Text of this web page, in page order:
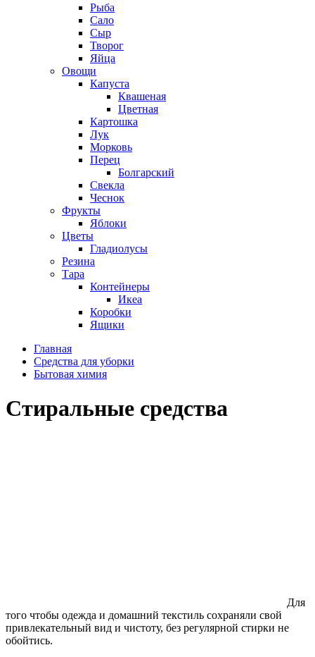
Рыба
Сало
Сыр
Творог
Яйца
Овощи
Капуста
Квашеная
Цветная
Картошка
Лук
Морковь
Перец
Болгарский
Свекла
Чеснок
Фрукты
Яблоки
Цветы
Гладиолусы
Резина
Тара
Контейнеры
Икеа
Коробки
Ящики
Главная
Средства для уборки
Бытовая химия
Стиральные средства
Для
того чтобы одежда и домашний текстиль сохраняли свой
привлекательный вид и чистоту, без регулярной стирки не
обойтись.